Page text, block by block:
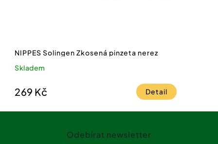
NIPPES Solingen Zkosená pinzeta nerez
Skladem
269 Kč Detail
Odebírat newsletter